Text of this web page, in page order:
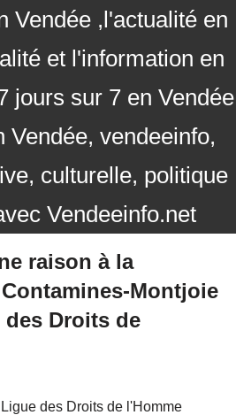
Vendée ,l'actualité en
et l'information en
jours sur 7 en Vendée
Vendée, vendeeinfo,
culturelle, politique
Vendeeinfo.net
raison à la
Montjoie
Droits de
des Droits de l'Homme